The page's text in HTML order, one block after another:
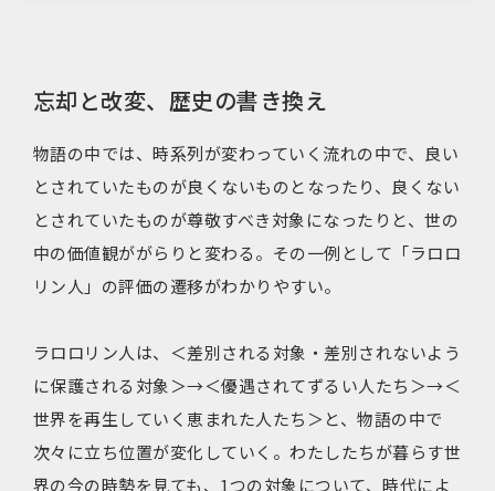
忘却と改変、歴史の書き換え
物語の中では、時系列が変わっていく流れの中で、良い
とされていたものが良くないものとなったり、良くない
とされていたものが尊敬すべき対象になったりと、世の
中の価値観ががらりと変わる。その一例として「ラロロ
リン人」の評価の遷移がわかりやすい。
ラロロリン人は、＜差別される対象・差別されないよう
に保護される対象＞→＜優遇されてずるい人たち＞→＜
世界を再生していく恵まれた人たち＞と、物語の中で
次々に立ち位置が変化していく。わたしたちが暮らす世
界の今の時勢を見ても、1つの対象について、時代によ